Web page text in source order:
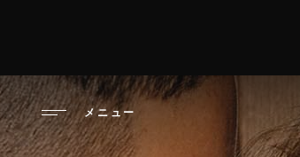
コ
ン
テ
ン
メニュー